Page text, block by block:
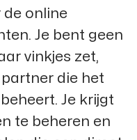
online
Je bent geen
vinkjes zet,
die het
Je krijgt
te beheren en